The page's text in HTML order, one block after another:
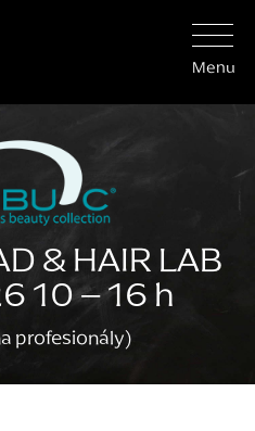
Menu
& HAIR LAB
10 – 16 h
profesionály)